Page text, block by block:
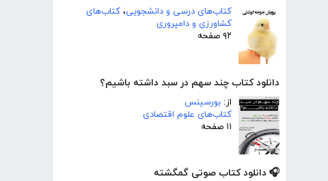
کتاب‌های درسی و دانشجویی، کتاب‌های
کشاورزی و دامپروری
۹۲ صفحه
دانلود کتاب چند سهم در سبد داشته باشیم؟
از: بورسینس
کتاب‌های علوم اقتصادی
۱۱ صفحه
🎧 دانلود کتاب صوتی گمگشته